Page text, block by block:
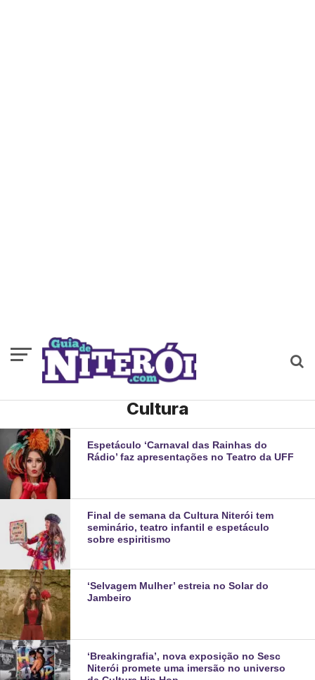
Cultura
Espetáculo ‘Carnaval das Rainhas do
Rádio’ faz apresentações no Teatro da UFF
Final de semana da Cultura Niterói tem
seminário, teatro infantil e espetáculo
sobre espiritismo
‘Selvagem Mulher’ estreia no Solar do
Jambeiro
‘Breakingrafia’, nova exposição no Sesc
Niterói promete uma imersão no universo